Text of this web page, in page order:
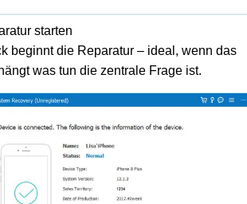
starten
beginnt die Reparatur – ideal, wenn das
was tun die zentrale Frage ist.